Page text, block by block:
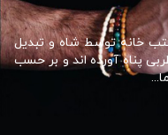
خانه توسط شاه و تبدیل
پناه آورده اند و بر حسب